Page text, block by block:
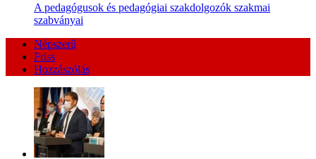
A pedagógusok és pedagógiai szakdolgozók szakmai
szabványai
Népszerű
Friss
Hozzászólás